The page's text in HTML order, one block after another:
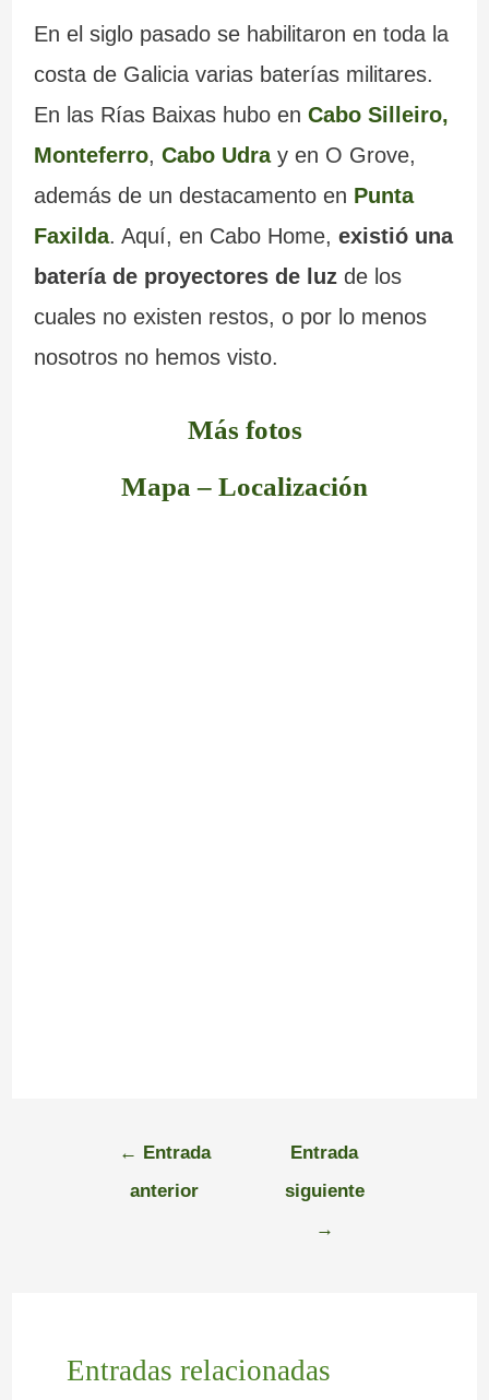
En el siglo pasado se habilitaron en toda la
costa de Galicia varias baterías militares.
En las Rías Baixas hubo en Cabo Silleiro,
Monteferro, Cabo Udray en O Grove,
además de un destacamento en Punta
Faxilda. Aquí, en Cabo Home, existió una
batería de proyectores de luzde los
cuales no existen restos, o por lo menos
nosotros no hemos visto.
Más fotos
Mapa – Localización
← Entrada
anterior
Entrada
siguiente
→
Entradas relacionadas